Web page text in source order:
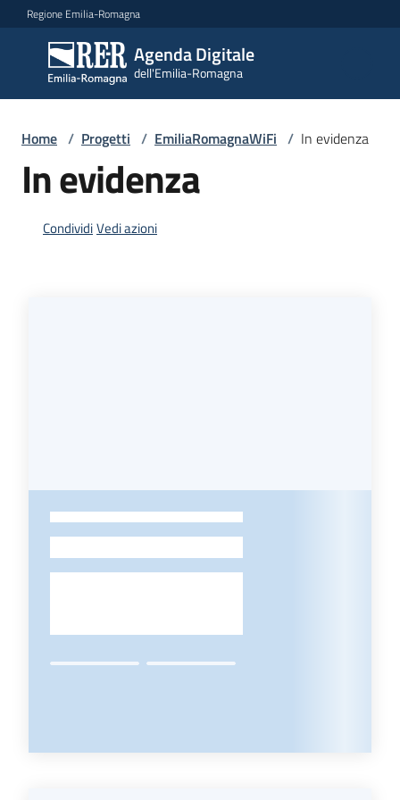
Vai al contenuto
Vai alla navigazione
Vai al footer
Regione Emilia-Romagna
Agenda Digitale
dell'Emilia-Romagna
Agenda
Digitale
dell'Emilia-
Novità
Strategia
Governance
locale
Home / Progetti / EmiliaRomagnaWiFi / In evidenza
In evidenza
CondividiVedi azioni
-